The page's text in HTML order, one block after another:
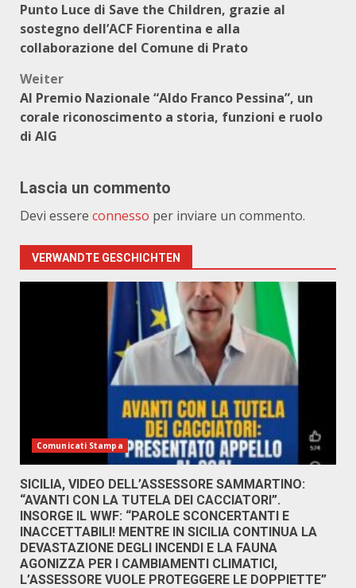
Punto Luce di Save the Children, grazie al
sostegno dell’ACF Fiorentina e alla
collaborazione del Comune di Prato
Weiter
Al Premio Nazionale “Aldo Franco Pessina”, un
corale riconoscimento a storia, funzioni e ruolo
di AIG
Lascia un commento
Devi essere connesso per inviare un commento.
VERWANDTE GESCHICHTEN
Comunicati Stampa
SICILIA, VIDEO DELL’ASSESSORE SAMMARTINO:
“AVANTI CON LA TUTELA DEI CACCIATORI”.
INSORGE IL WWF: “PAROLE SCONCERTANTI E
INACCETTABILI! MENTRE IN SICILIA CONTINUA LA
DEVASTAZIONE DEGLI INCENDI E LA FAUNA
AGONIZZA PER I CAMBIAMENTI CLIMATICI,
L’ASSESSORE VUOLE PROTEGGERE LE DOPPIETTE”